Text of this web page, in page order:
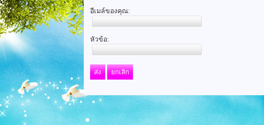
อีเมล์ของคุณ:
หัวข้อ:
ส่ง ยกเลิก